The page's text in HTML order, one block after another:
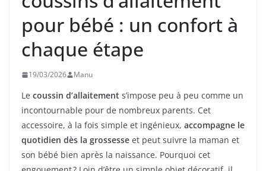
pour bébé : un confort à
chaque étape
19/03/2026 Manu
Le coussin d’allaitement s’impose peu à peu comme un
incontournable pour de nombreux parents. Cet
accessoire, à la fois simple et ingénieux, accompagne le
quotidien dès la grossesse et peut suivre la maman et
son bébé bien après la naissance. Pourquoi cet